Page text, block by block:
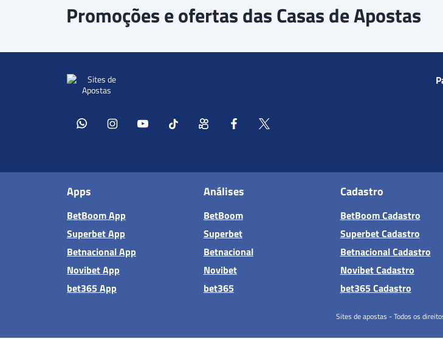
Promoções e ofertas das Casas de Apostas
Apps
BetBoom App
Superbet App
Betnacional App
Novibet App
bet365 App
Análises
BetBoom
Superbet
Betnacional
Novibet
bet365
Cadastro
BetBoom Cadastro
Superbet Cadastro
Betnacional Cadastro
Novibet Cadastro
bet365 Cadastro
Sites de apostas - Todos os